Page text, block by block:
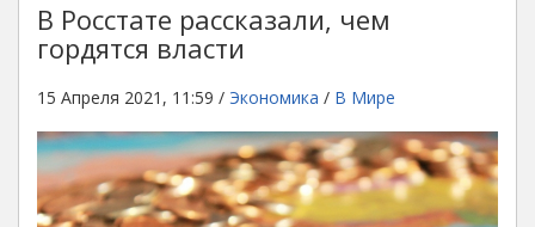
В Росстате рассказали, чем
гордятся власти
15 Апреля 2021, 11:59 / Экономика / В Мире